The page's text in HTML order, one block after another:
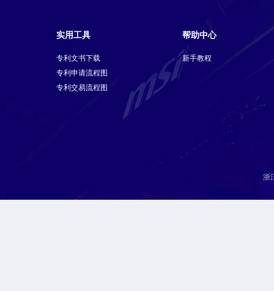
实用工具
专利文书下载
专利申请流程图
专利交易流程图
帮助中心
新手教程
浙